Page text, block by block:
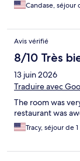
Candase, séjour
Avis vérifié
8/10 Très
13 juin 2026
Traduire avec
The room was
restaurant was
Tracy, séjour de